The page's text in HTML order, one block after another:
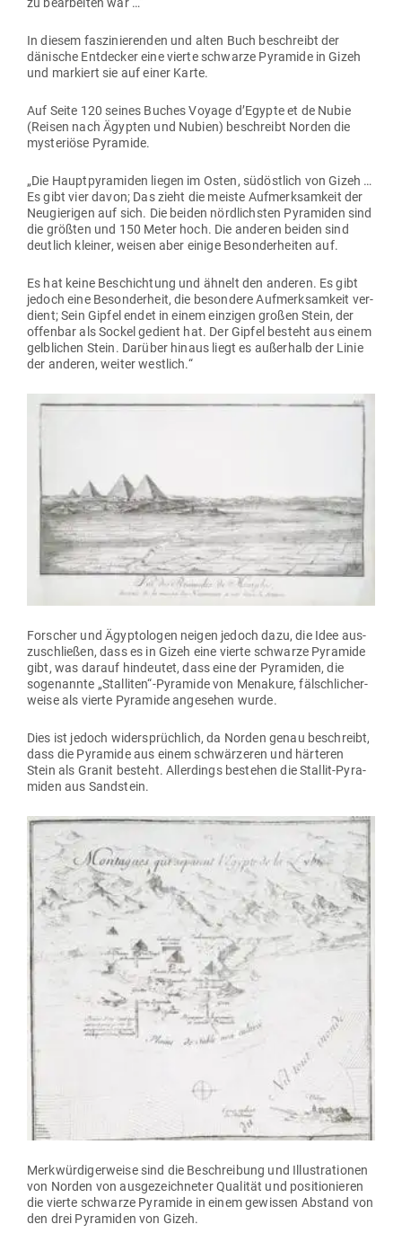
In diesem fas­zi­nie­renden und alten Buch beschreibt der
dänische Ent­decker eine vierte schwarze Pyramide in Gizeh
und mar­kiert sie auf einer Karte.
Auf Seite 120 seines Buches Voyage d’Egypte et de Nubie
(Reisen nach Ägypten und Nubien) beschreibt Norden die
mys­te­riöse Pyramide.
„Die Haupt­py­ra­miden liegen im Osten, süd­östlich von Gizeh …
Es gibt vier davon; Das zieht die meiste Auf­merk­samkeit der
Neu­gie­rigen auf sich. Die beiden nörd­lichsten Pyra­miden sind
die größten und 150 Meter hoch. Die anderen beiden sind
deutlich kleiner, weisen aber einige Beson­der­heiten auf.
Es hat keine Beschichtung und ähnelt den anderen. Es gibt
jedoch eine Beson­derheit, die besondere Auf­merk­samkeit ver­
dient; Sein Gipfel endet in einem ein­zigen großen Stein, der
offenbar als Sockel gedient hat. Der Gipfel besteht aus einem
gelb­lichen Stein. Darüber hinaus liegt es außerhalb der Linie
der anderen, weiter westlich.“
For­scher und Ägyp­to­logen neigen jedoch dazu, die Idee aus­
zu­schließen, dass es in Gizeh eine vierte schwarze Pyramide
gibt, was darauf hin­deutet, dass eine der Pyra­miden, die
soge­nannte „Stalliten“-Pyramide von Menakure, fälsch­li­cher­
weise als vierte Pyramide ange­sehen wurde.
Dies ist jedoch wider­sprüchlich, da Norden genau beschreibt,
dass die Pyramide aus einem schwär­zeren und här­teren
Stein als Granit besteht. Aller­dings bestehen die Stallit-Pyra­
miden aus Sandstein.
Merk­wür­di­ger­weise sind die Beschreibung und Illus­tra­tionen
von Norden von aus­ge­zeich­neter Qua­lität und posi­tio­nieren
die vierte schwarze Pyramide in einem gewissen Abstand von
den drei Pyra­miden von Gizeh.